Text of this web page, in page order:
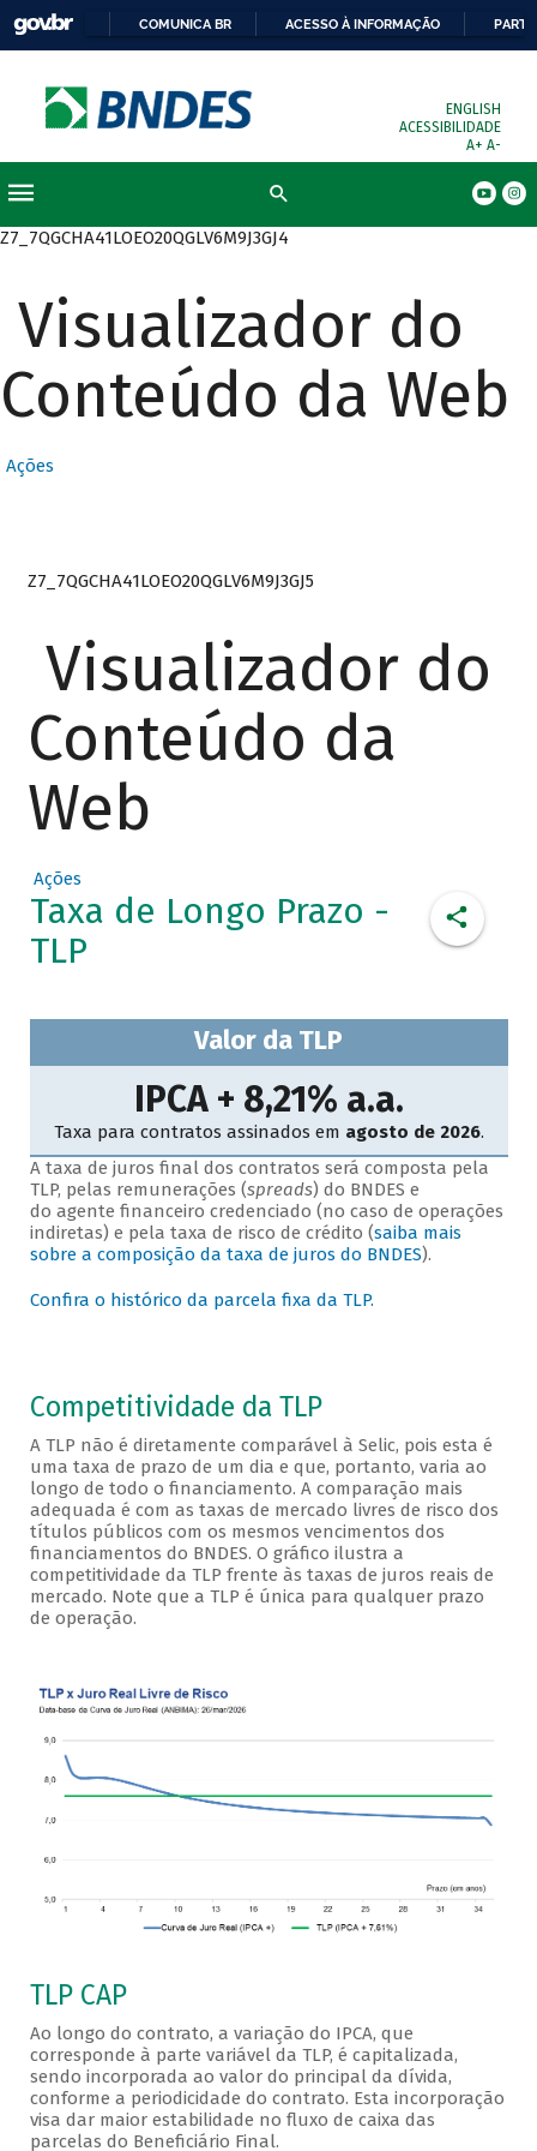
COMUNICA BR ACESSO À INFORMAÇÃO
ENGLISH
ACESSIBILIDADE
A+ A-
Z7_7QGCHA41LOEO20QGLV6M9J3GJ4
Visualizador do
Conteúdo da Web
Ações
Z7_7QGCHA41LOEO20QGLV6M9J3GJ5
Visualizador do
Conteúdo da
Web
Ações
Taxa de Longo Prazo -
TLP
A taxa de juros final dos contratos será composta pela
TLP, pelas remunerações (spreads) do BNDES e
do agente financeiro credenciado (no caso de operações
indiretas) e pela taxa de risco de crédito (saiba mais
sobre a composição da taxa de juros do BNDES).
Confira o histórico da parcela fixa da TLP.
Competitividade da TLP
A TLP não é diretamente comparável à Selic, pois esta é
uma taxa de prazo de um dia e que, portanto, varia ao
longo de todo o financiamento. A comparação mais
adequada é com as taxas de mercado livres de risco dos
títulos públicos com os mesmos vencimentos dos
financiamentos do BNDES. O gráfico ilustra a
competitividade da TLP frente às taxas de juros reais de
mercado. Note que a TLP é única para qualquer prazo
de operação.
TLP CAP
Ao longo do contrato, a variação do IPCA, que
corresponde à parte variável da TLP, é capitalizada,
sendo incorporada ao valor do principal da dívida,
conforme a periodicidade do contrato. Esta incorporação
visa dar maior estabilidade no fluxo de caixa das
parcelas do Beneficiário Final.